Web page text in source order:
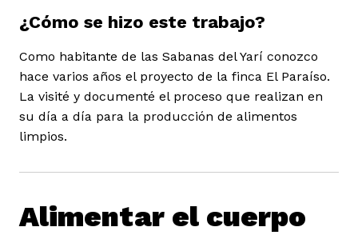
¿Cómo se hizo este trabajo?
Como habitante de las Sabanas del Yarí conozco
hace varios años el proyecto de la finca El Paraíso.
La visité y documenté el proceso que realizan en
su día a día para la producción de alimentos
limpios.
Alimentar el cuerpo